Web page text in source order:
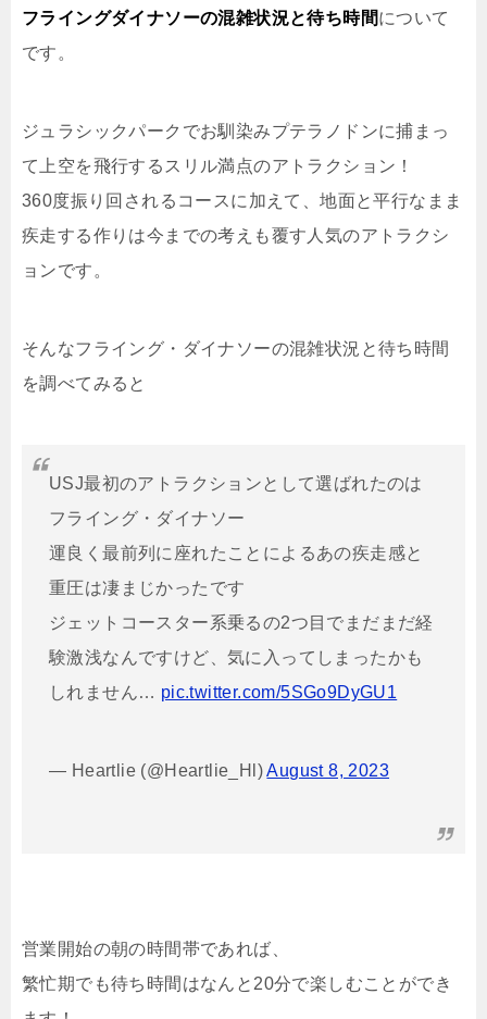
フライングダイナソーの混雑状況と待ち時間について
です。
ジュラシックパークでお馴染みプテラノドンに捕まっ
て上空を飛行するスリル満点のアトラクション！
360度振り回されるコースに加えて、地面と平行なまま
疾走する作りは今までの考えも覆す人気のアトラクシ
ョンです。
そんなフライング・ダイナソーの混雑状況と待ち時間
を調べてみると
USJ最初のアトラクションとして選ばれたのは
フライング・ダイナソー
運良く最前列に座れたことによるあの疾走感と
重圧は凄まじかったです
ジェットコースター系乗るの2つ目でまだまだ経
験激浅なんですけど、気に入ってしまったかも
しれません… pic.twitter.com/5SGo9DyGU1
— Heartlie (@Heartlie_Hl)August 8, 2023
営業開始の朝の時間帯であれば、
繁忙期でも待ち時間はなんと20分で楽しむことができ